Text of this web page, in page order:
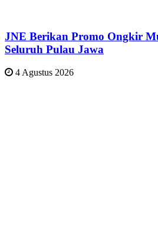
JNE Berikan Promo Ongkir
Seluruh Pulau Jawa
4 Agustus 2026